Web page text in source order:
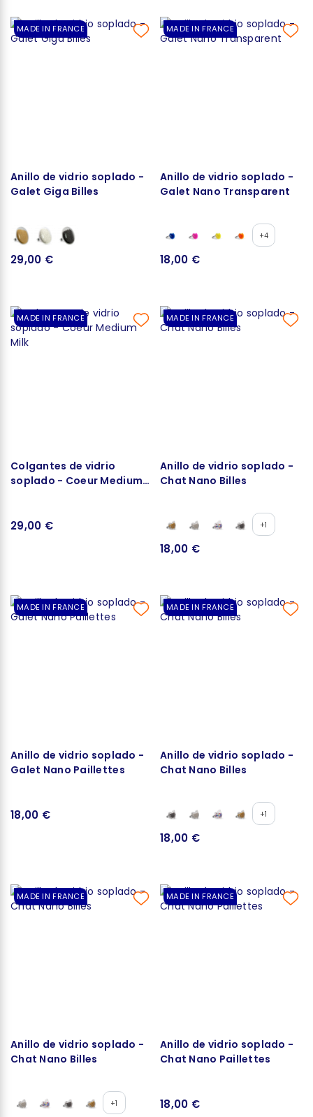
MADE IN FRANCE
Anillo de vidrio soplado -
Galet Giga Billes
29,00 €
MADE IN FRANCE
Anillo de vidrio soplado -
Galet Nano Transparent
+4
18,00 €
MADE IN FRANCE
Colgantes de vidrio
soplado - Coeur Medium
29,00 €
MADE IN FRANCE
Anillo de vidrio soplado -
Chat Nano Billes
+1
18,00 €
MADE IN FRANCE
Anillo de vidrio soplado -
Galet Nano Paillettes
18,00 €
MADE IN FRANCE
Anillo de vidrio soplado -
Chat Nano Billes
+1
18,00 €
MADE IN FRANCE
Anillo de vidrio soplado -
Chat Nano Billes
+1
MADE IN FRANCE
Anillo de vidrio soplado -
Chat Nano Paillettes
18,00 €